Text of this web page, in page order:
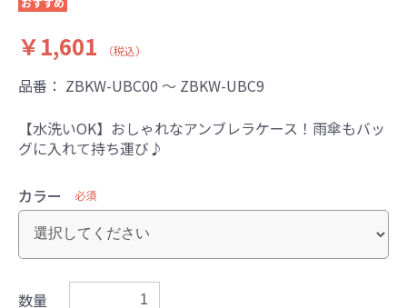
￥1,601 （税込）
品番： ZBKW-UBC00 ～ ZBKW-UBC9
【水洗いOK】おしゃれなアンブレラケース！雨傘もバッ
グに入れて持ち運び♪
カラー 必須
数量